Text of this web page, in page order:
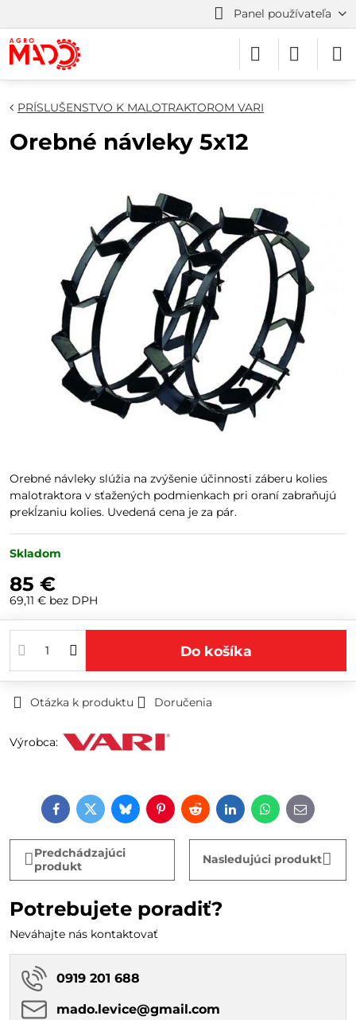
Panel používateľa
PRÍSLUŠENSTVO K MALOTRAKTOROM VARI
Orebné návleky 5x12
Orebné návleky slúžia na zvýšenie účinnosti záberu kolies
malotraktora v sťažených podmienkach pri oraní zabraňujú
prekĺzaniu kolies. Uvedená cena je za pár.
Skladom
85 €
69,11 € bez DPH
Do košíka
Otázka k produktu Doručenia
Výrobca:
FacebookTwitterBlueskyPinterestRedditLinkedInWhatsApp
E-
mail
Predchádzajúci
produkt
Nasledujúci produkt
Potrebujete poradiť?
Neváhajte nás kontaktovať
0919 201 688
mado​.levice​@gmail​.com